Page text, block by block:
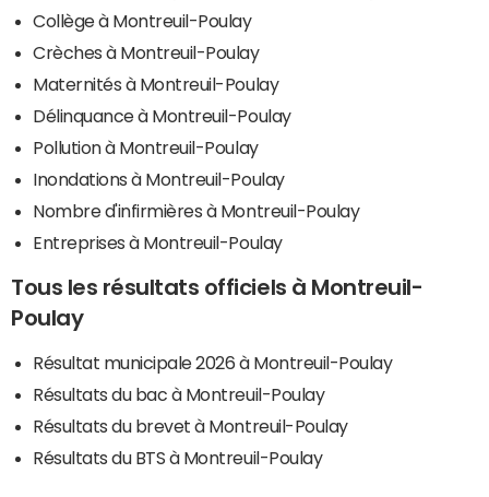
Collège à Montreuil-Poulay
Crèches à Montreuil-Poulay
Maternités à Montreuil-Poulay
Délinquance à Montreuil-Poulay
Pollution à Montreuil-Poulay
Inondations à Montreuil-Poulay
Nombre d'infirmières à Montreuil-Poulay
Entreprises à Montreuil-Poulay
Tous les résultats officiels à Montreuil-
Poulay
Résultat municipale 2026 à Montreuil-Poulay
Résultats du bac à Montreuil-Poulay
Résultats du brevet à Montreuil-Poulay
Résultats du BTS à Montreuil-Poulay